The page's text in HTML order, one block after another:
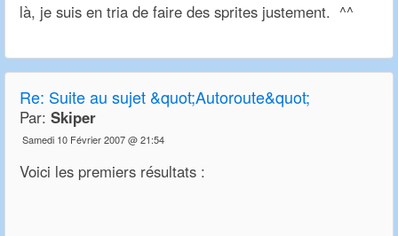
là, je suis en tria de faire des sprites justement. ^^
Re: Suite au sujet &quot;Autoroute&quot;
Par: Skiper
Samedi 10 Février 2007 @ 21:54
Voici les premiers résultats :